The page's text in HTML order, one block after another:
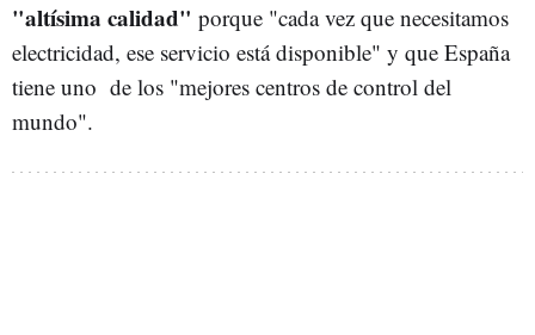
"altísima calidad" porque "cada vez que necesitamos
electricidad, ese servicio está disponible" y que España
tiene uno de los "mejores centros de control del
mundo".